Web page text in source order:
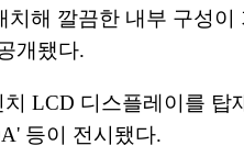
해 깔끔한 내부 구성
개됐다.
LCD 디스플레이를 탑
등이 전시됐다.